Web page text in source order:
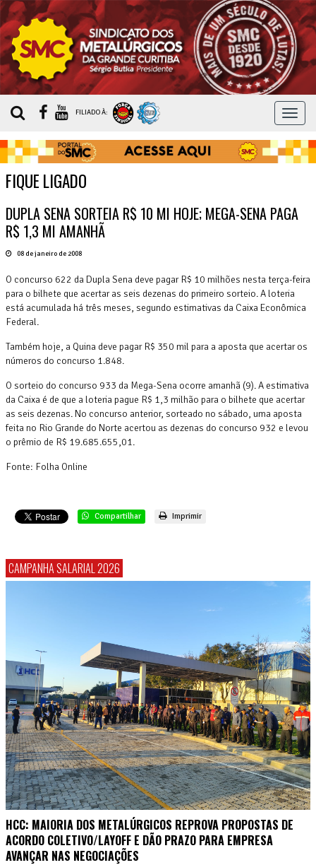
MENU
FILIADO À:
FIQUE LIGADO
DUPLA SENA SORTEIA R$ 10 MI HOJE; MEGA-SENA PAGA
R$ 1,3 MI AMANHÃ
08 de janeiro de 2008
O concurso 622 da Dupla Sena deve pagar R$ 10 milhões nesta terça-feira
para o bilhete que acertar as seis dezenas do primeiro sorteio. A loteria
está acumulada há três meses, segundo estimativas da Caixa Econômica
Federal.
Também hoje, a Quina deve pagar R$ 350 mil para a aposta que acertar os
números do concurso 1.848.
O sorteio do concurso 933 da Mega-Sena ocorre amanhã (9). A estimativa
da Caixa é de que a loteria pague R$ 1,3 milhão para o bilhete que acertar
as seis dezenas. No concurso anterior, sorteado no sábado, uma aposta
feita no Rio Grande do Norte acertou as dezenas do concurso 932 e levou
o prêmio de R$ 19.685.655,01.
Fonte: Folha Online
Compartilhar Imprimir
CAMPANHA SALARIAL 2026
HCC: MAIORIA DOS METALÚRGICOS REPROVA PROPOSTAS DE
ACORDO COLETIVO/LAYOFF E DÃO PRAZO PARA EMPRESA
AVANÇAR NAS NEGOCIAÇÕES